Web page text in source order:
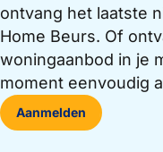
ontvang het laatste
Home Beurs. Of
woningaanbod in je
moment eenvoudig
Aanmelden